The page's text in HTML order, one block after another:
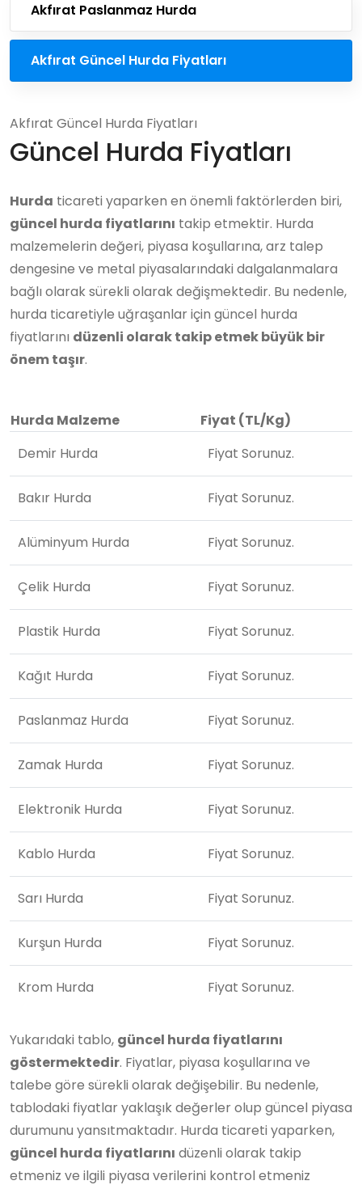
Akfırat Paslanmaz Hurda
Akfırat Güncel Hurda Fiyatları
Akfırat Güncel Hurda Fiyatları
Güncel Hurda Fiyatları
Hurda ticareti yaparken en önemli faktörlerden biri,
güncel hurda fiyatlarını takip etmektir. Hurda
malzemelerin değeri, piyasa koşullarına, arz talep
dengesine ve metal piyasalarındaki dalgalanmalara
bağlı olarak sürekli olarak değişmektedir. Bu nedenle,
hurda ticaretiyle uğraşanlar için güncel hurda
fiyatlarını düzenli olarak takip etmek büyük bir
önem taşır.
Hurda Malzeme
Fiyat (TL/Kg)
Demir Hurda
Fiyat Sorunuz.
Bakır Hurda Fiyat Sorunuz.
Alüminyum Hurda Fiyat Sorunuz.
Çelik Hurda Fiyat Sorunuz.
Plastik Hurda Fiyat Sorunuz.
Kağıt Hurda Fiyat Sorunuz.
Paslanmaz Hurda Fiyat Sorunuz.
Zamak Hurda Fiyat Sorunuz.
Elektronik Hurda Fiyat Sorunuz.
Kablo Hurda Fiyat Sorunuz.
Sarı Hurda Fiyat Sorunuz.
Kurşun Hurda Fiyat Sorunuz.
Krom Hurda Fiyat Sorunuz.
Yukarıdaki tablo, güncel hurda fiyatlarını
göstermektedir. Fiyatlar, piyasa koşullarına ve
talebe göre sürekli olarak değişebilir. Bu nedenle,
tablodaki fiyatlar yaklaşık değerler olup güncel piyasa
durumunu yansıtmaktadır. Hurda ticareti yaparken,
güncel hurda fiyatlarını düzenli olarak takip
etmeniz ve ilgili piyasa verilerini kontrol etmeniz